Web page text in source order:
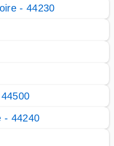
- 44230
- 44240